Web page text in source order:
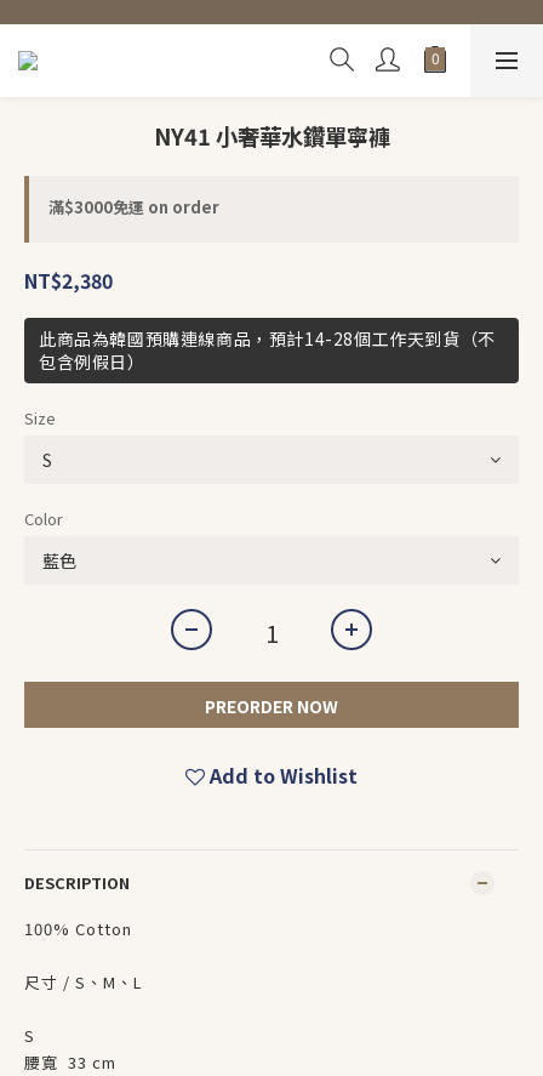
NY41 小奢華水鑽單寧褲
滿$3000免運 on order
NT$2,380
此商品為韓國預購連線商品，預計14-28個工作天到貨（不
包含例假日）
Size
Color
PREORDER NOW
Add to Wishlist
DESCRIPTION
100% Cotton
尺寸 / S、M、L
S
腰寬 33 cm